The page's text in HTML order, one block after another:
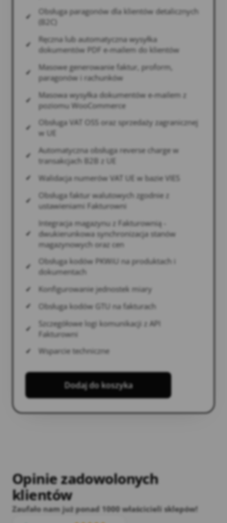
Obsługa paragonów dla klientów detalicznych
(B2C)
Ręczna lub automatyczna wysyłka
dokumentów PDF e-mailem do klientów
Masowe generowanie faktur, proform,
paragonów i rachunków
Masowa wysyłka dokumentów e-mailem z
poziomu WooCommerce
Obsługa VAT OSS oraz sprzedaży zagranicznej
w UE
Automatyczna obsługa reverse charge w
transakcjach B2B z UE
Walidacja numerów VAT UE w bazie VIES
Obsługa faktur walutowych zgodnie z
ustawieniami Fakturowni
Integracja magazynu z Fakturownią -
dwukierunkowa synchronizacja stanów
magazynowych oraz cen
Obsługa kodów PKWiU na produktach i
dokumentach
Konfigurowanie jednostek miary
Obsługa kodów GTU na fakturach
Szczegółowe logi komunikacji z API
Fakturowni
Wsparcie techniczne
Dodaj do koszyka
Opinie zadowolonych
klientów
Zaufało nam już ponad 1000 właścicieli sklepów!